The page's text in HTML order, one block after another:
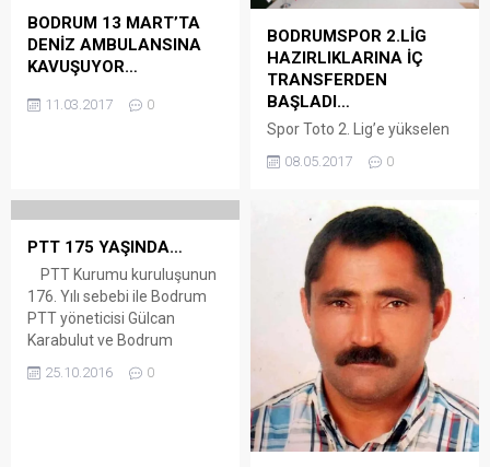
Hamadech’in ağır ateş
şikayetiyle kaldırıldığı
Bodrum Devlet
Hastanesin’de ‘menenjit’
hastalığına yakalandığı
yönlendirme tabelasına
çarparak durdu. Bölgeye
sevk edilen 112 Acil Servis,
itfaiye ve polis ekipleri,...
BODRUM 13 MART’TA
DENİZ AMBULANSINA
KAVUŞUYOR…
11.03.2017 0
BODRUMSPOR 2.LİG
HAZIRLIKLARINA İÇ
TRANSFERDEN
BAŞLADI…
Spor Toto 2. Lig’e yükselen
Bodrumspor iç transfere
B.B.Bodrumspor yönetimi
şampiyonluğun ardından
yeni sezon çalışmalarına
başlarken, iç transferde
takımın 3 önemli ismi ile
sözleşme imzaladı. B.B.
Bodrumspor’un 3 yıldır
formasını giyen takım
kaptanları Erkan Değişmez,
Agah Oktay Yılmaz ve Tolga
Deniz ile 2 yıllık sözleşme
imzalayan...
08.05.2017 0
PTT 175 YAŞINDA…
PTT Kurumu kuruluşunun
176. Yılı sebebi ile Bodrum
PTT yöneticisi Gülcan
Karabulut ve Bodrum
Merkez Müdürü Bektaş
25.10.2016 0